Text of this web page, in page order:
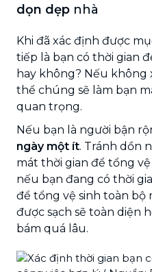
dọn dẹp nhà
Khi đã xác định được
tiếp là bạn có thời gian
hay không? Nếu
thể chúng sẽ làm bạn
quan trọng.
Nếu bạn là người bận
ngày một ít. Tránh dồn
mát thời gian để tổng
nếu bạn đang có thời
để tổng vệ sinh toàn bộ
được sạch sẽ toàn diện
bám quá lâu.